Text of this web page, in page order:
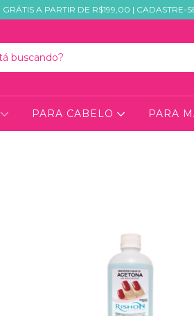
GRÁTIS A PARTIR DE R$199,00 | CADASTRE-
PARA CABELO PARA